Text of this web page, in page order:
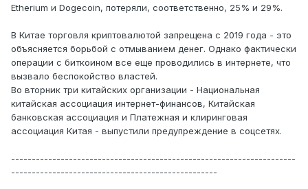
Etherium и Dogecoin, потеряли, соответственно, 25% и 29%.
В Китае торговля криптовалютой запрещена с 2019 года - это
объясняется борьбой с отмыванием денег. Однако фактически
операции с биткоином все еще проводились в интернете, что
вызвало беспокойство властей.
Во вторник три китайских организации - Национальная
китайская ассоциация интернет-финансов, Китайская
банковская ассоциация и Платежная и клиринговая
ассоциация Китая - выпустили предупреждение в соцсетях.
---------------------------------------------------------------------
--------------------------------------------------